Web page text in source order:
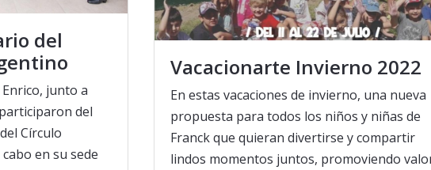
del
junto a
del
Círculo
en su sede
Vacacionarte Invierno 2022
En estas vacaciones de invierno, una nueva
propuesta para todos los niños y niñas de
Franck que quieran divertirse y compartir
lindos momentos juntos, promoviendo